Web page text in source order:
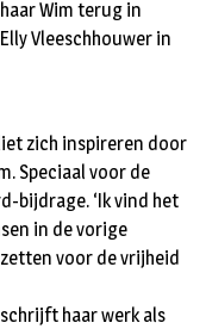
Wim terug in
Vleeschhouwer in
zich inspireren door
Speciaal voor de
bijdrage. ‘Ik vind het
in de vorige
voor de vrijheid
haar werk als